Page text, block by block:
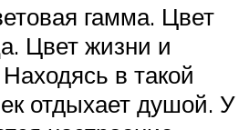
гамма. Цвет
Цвет жизни и
в такой
отдыхает душой. У